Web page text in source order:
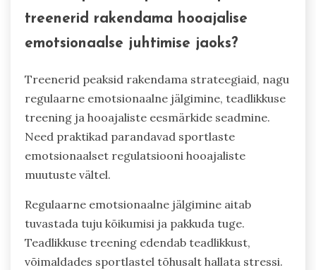
treenerid rakendama hooajalise
emotsionaalse juhtimise jaoks?
Treenerid peaksid rakendama strateegiaid, nagu
regulaarne emotsionaalne jälgimine, teadlikkuse
treening ja hooajaliste eesmärkide seadmine.
Need praktikad parandavad sportlaste
emotsionaalset regulatsiooni hooajaliste
muutuste vältel.
Regulaarne emotsionaalne jälgimine aitab
tuvastada tuju kõikumisi ja pakkuda tuge.
Teadlikkuse treening edendab teadlikkust,
võimaldades sportlastel tõhusalt hallata stressi.